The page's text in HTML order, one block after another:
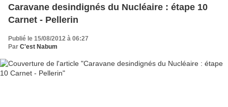
Caravane desindignés du Nucléaire : étape 10
Carnet - Pellerin
Publié le 15/08/2012 à 06:27
Par C'est Nabum